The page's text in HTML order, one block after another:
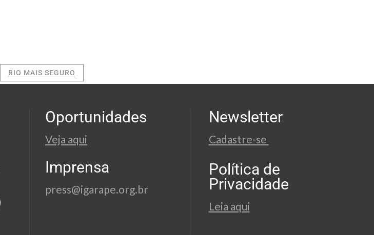
RIO MAIS SEGURO
Oportunidades
Veja aqui
Imprensa
press@igarape.org.br
Newsletter
Cadastre-se
Política de
Privacidade
Leia aqui